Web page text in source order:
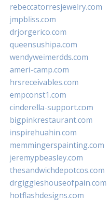
rebeccatorresjewelry.com
jmpbliss.com
drjorgerico.com
queensushipa.com
wendyweimerdds.com
ameri-camp.com
hrsreceivables.com
empconst1.com
cinderella-support.com
bigpinkrestaurant.com
inspirehuahin.com
memmingerspainting.com
jeremypbeasley.com
thesandwichdepotcos.com
drgiggleshouseofpain.com
hotflashdesigns.com